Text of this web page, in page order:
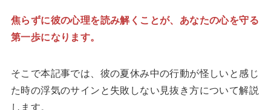
焦らずに彼の心理を読み解くことが、あなたの心を守る
第一歩になります。
そこで本記事では、彼の夏休み中の行動が怪しいと感じ
た時の浮気のサインと失敗しない見抜き方について解説
します。